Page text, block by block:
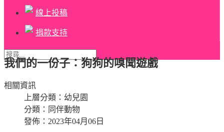
線上投稿
捐款支持
我們的一份子：狗狗的嗅聞遊戲
相關資訊
上層分類： 幼兒園
分類： 同伴動物
發佈：2023年04月06日